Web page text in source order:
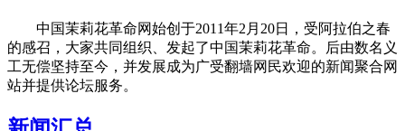
中国茉莉花革命网始创于2011年2月20日，受阿拉伯之春
的感召，大家共同组织、发起了中国茉莉花革命。后由数名义
工无偿坚持至今，并发展成为广受翻墙网民欢迎的新闻聚合网
站并提供论坛服务。